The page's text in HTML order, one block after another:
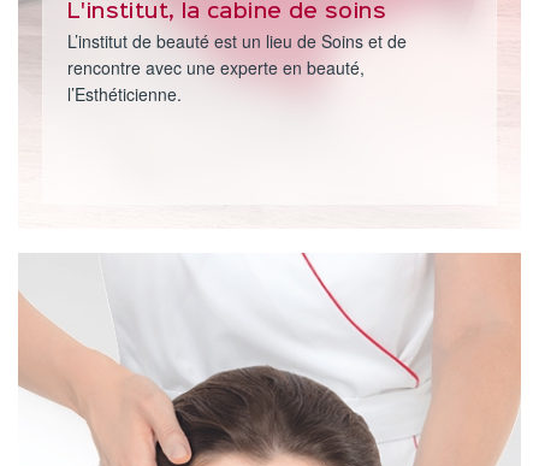
L'institut, la cabine de soins
L’institut de beauté est un lieu de Soins et de
rencontre avec une experte en beauté,
l’Esthéticienne.